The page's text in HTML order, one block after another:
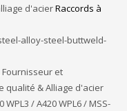
d'acierRaccords à
alloy-steel-buttweld-
et
qualité & Alliage d'acier
/ A420 WPL6 / MSS-